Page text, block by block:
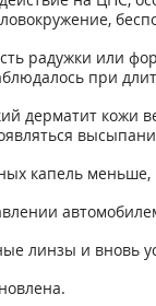
радужки или
при
дерматит
капель
линзы и вновь